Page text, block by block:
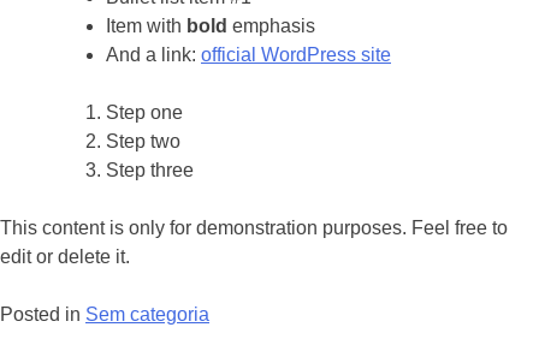
Item with bold emphasis
And a link: official WordPress site
Step one
Step two
Step three
This content is only for demonstration purposes. Feel free to
edit or delete it.
Posted in Sem categoria